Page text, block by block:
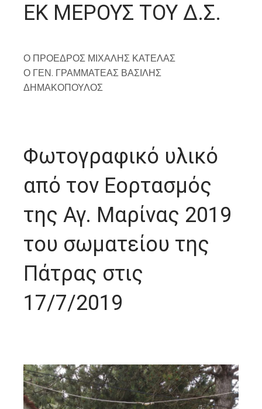
ΕΚ ΜΕΡΟΥΣ ΤΟΥ Δ.Σ.
Ο ΠΡΟΕΔΡΟΣ ΜΙΧΑΛΗΣ ΚΑΤΕΛΑΣ
Ο ΓΕΝ. ΓΡΑΜΜΑΤΕΑΣ ΒΑΣΙΛΗΣ
ΔΗΜΑΚΟΠΟΥΛΟΣ
Φωτογραφικό υλικό
από τον Εορτασμός
της Αγ. Μαρίνας 2019
του σωματείου της
Πάτρας στις
17/7/2019